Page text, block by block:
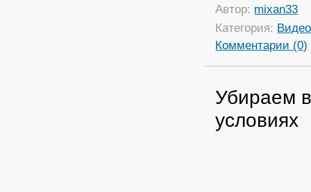
Автор: mixan33
Категория: Видео
Комментарии (0)
Убираем
условиях